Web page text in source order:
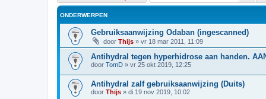
ONDERWERPEN
Gebruiksaanwijzing Odaban (ingescanned)
door Thijs » vr 18 mar 2011, 11:09
Antihydral tegen hyperhidrose aan handen.
door TomD » vr 25 okt 2019, 12:25
Antihydral zalf gebruiksaanwijzing (Duits)
door Thijs » di 19 nov 2019, 10:02